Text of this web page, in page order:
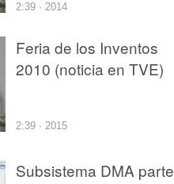
2:39 · 2014
Feria de los Inventos
2010 (noticia en TVE)
2:39 · 2015
Subsistema DMA